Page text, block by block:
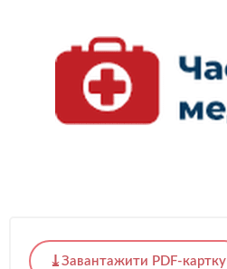
Завантажити PDF-картку